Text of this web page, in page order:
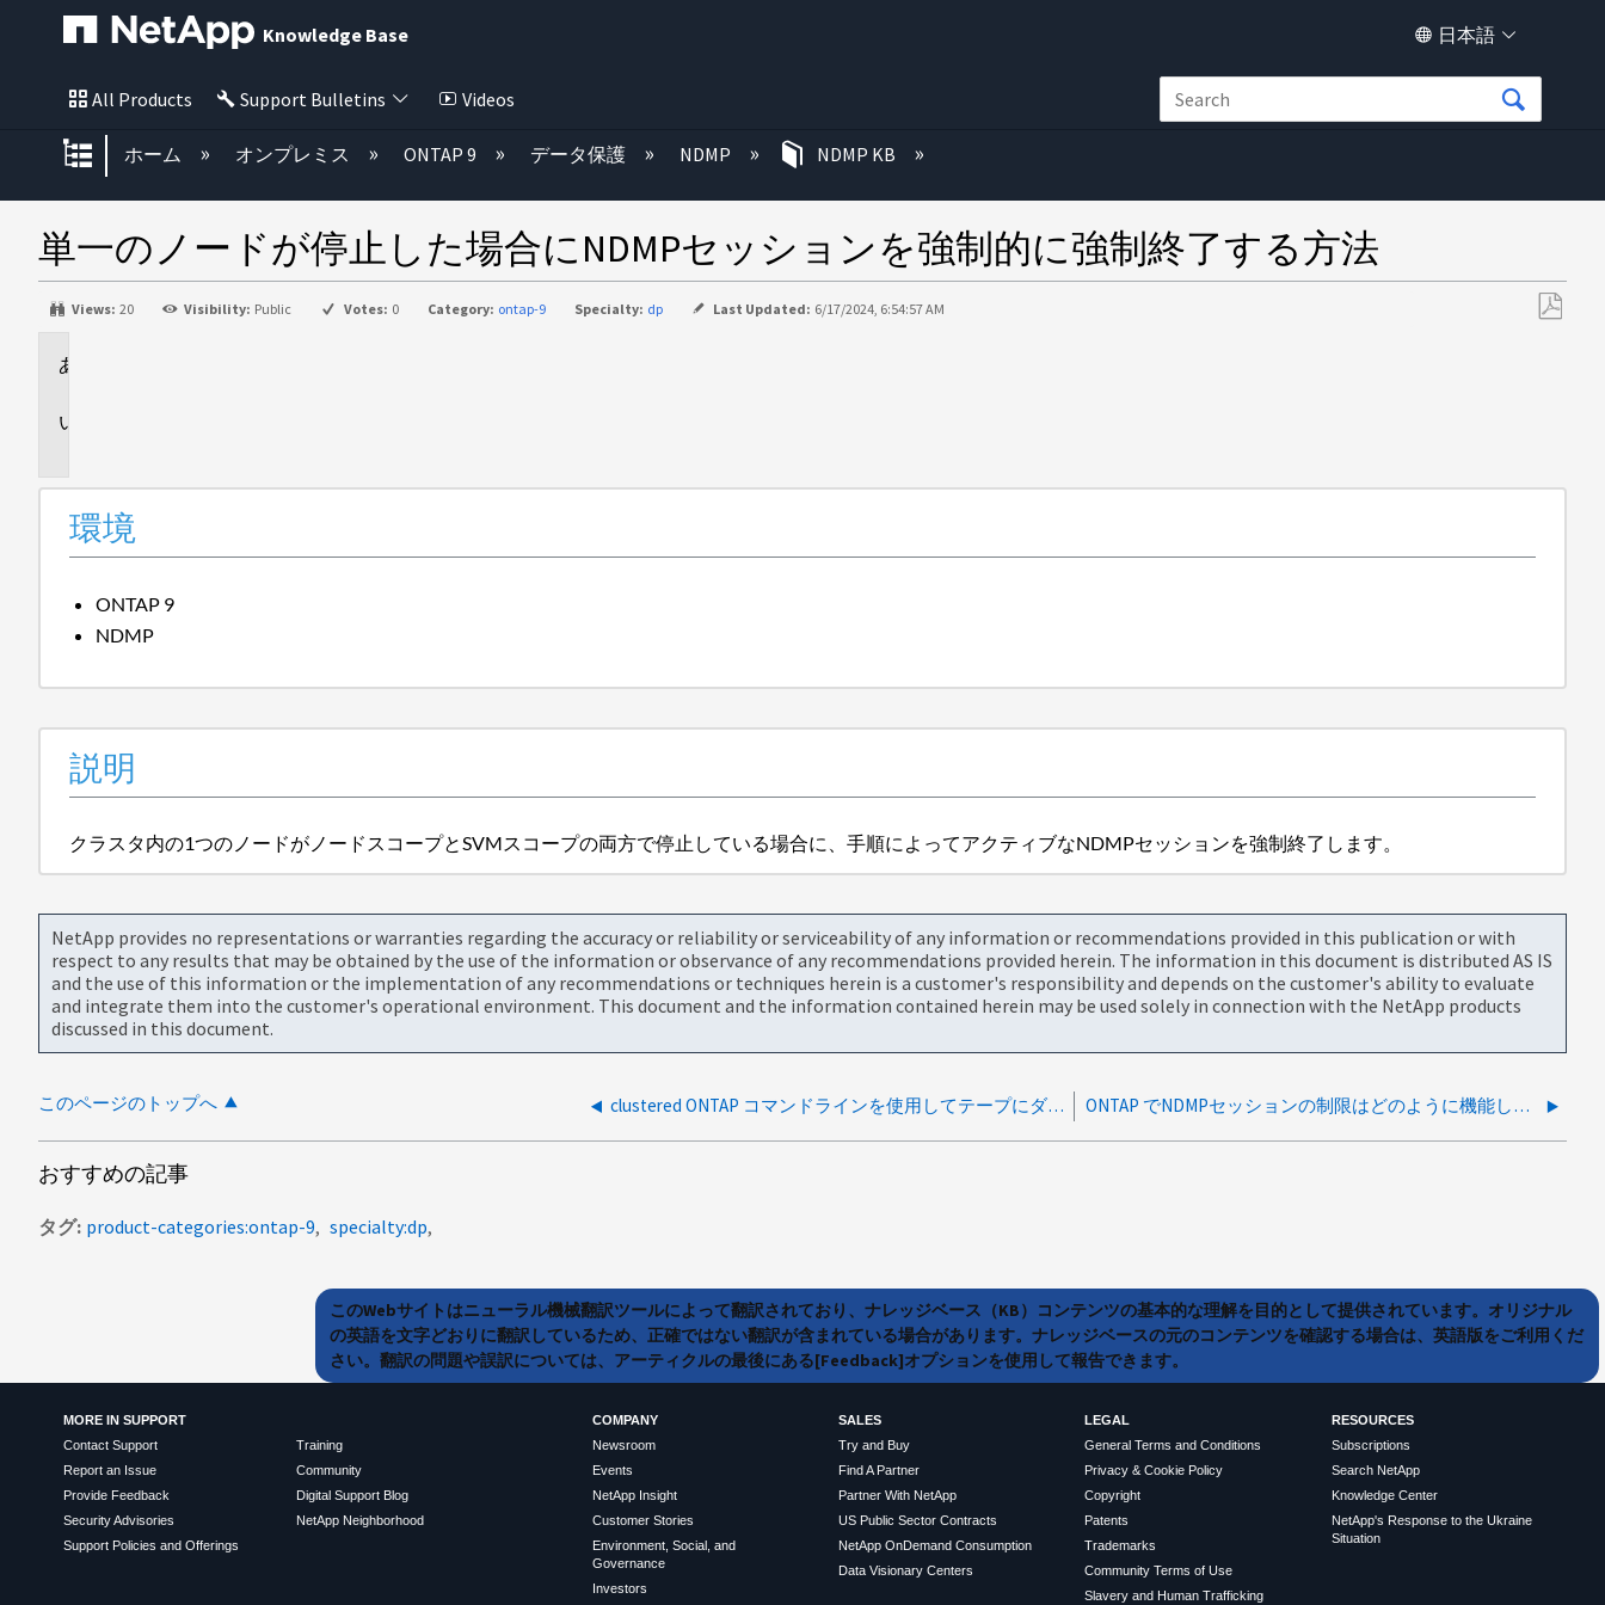
Knowledge Base 日本語
All Products Support Bulletins Videos
グローバル階層を展開/折りたたむ
ホーム オンプレミス ONTAP 9 データ保護 NDMP NDMP KB
単一のノードが停止した場合にNDMPセッションを強制的に強制終了する方法
Views: 20 Visibility: Public Votes: 0 Category: ontap-9 Specialty: dp Last Updated: 6/17/2024, 6:54:57 AM
環境
ONTAP 9
NDMP
説明
クラスタ内の1つのノードがノードスコープとSVMスコープの両方で停止している場合に、手順によってアクティブなNDMPセッションを強制終了します。
NetApp provides no representations or warranties regarding the accuracy or reliability or serviceability of any information or recommendations provided in this publication or with
respect to any results that may be obtained by the use of the information or observance of any recommendations provided herein. The information in this document is distributed AS IS
and the use of this information or the implementation of any recommendations or techniques herein is a customer's responsibility and depends on the customer's ability to evaluate
and integrate them into the customer's operational environment. This document and the information contained herein may be used solely in connection with the NetApp products
discussed in this document.
このページのトップへ clustered ONTAP コマンドラインを使用してテープにダンプする方法 ONTAP でNDMPセッションの制限はどのように機能しますか。
おすすめの記事
タグ product-categories:ontap-9 specialty:dp
このWebサイトはニューラル機械翻訳ツールによって翻訳されており、ナレッジベース（KB）コンテンツの基本的な理解を目的として提供されています。オリジナル
の英語を文字どおりに翻訳しているため、正確ではない翻訳が含まれている場合があります。ナレッジベースの元のコンテンツを確認する場合は、英語版をご利用くだ
さい。翻訳の問題や誤訳については、アーティクルの最後にある[Feedback]オプションを使用して報告できます。
MORE IN SUPPORT
Contact Support
Report an Issue
Provide Feedback
Security Advisories
Support Policies and Offerings
Training
Community
Digital Support Blog
NetApp Neighborhood
COMPANY
Newsroom
Events
NetApp Insight
Customer Stories
Environment, Social, and
Governance
Investors
SALES
Try and Buy
Find A Partner
Partner With NetApp
US Public Sector Contracts
NetApp OnDemand Consumption
Data Visionary Centers
LEGAL
General Terms and Conditions
Privacy & Cookie Policy
Copyright
Patents
Trademarks
Community Terms of Use
Slavery and Human Trafficking
RESOURCES
Subscriptions
Search NetApp
Knowledge Center
NetApp's Response to the Ukraine
Situation